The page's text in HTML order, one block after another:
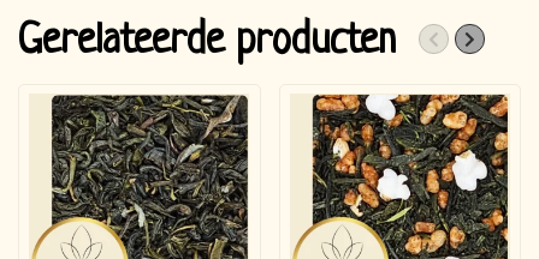
Gerelateerde producten